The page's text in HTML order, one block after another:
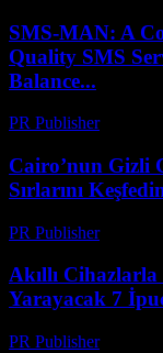
SMS-MAN: A
Quality SMS
Balance...
PR Publisher-
Cairo’nun Gizli
Sırlarını
PR Publisher-
Akıllı Cihazlarla
Yarayacak 7
PR Publisher-